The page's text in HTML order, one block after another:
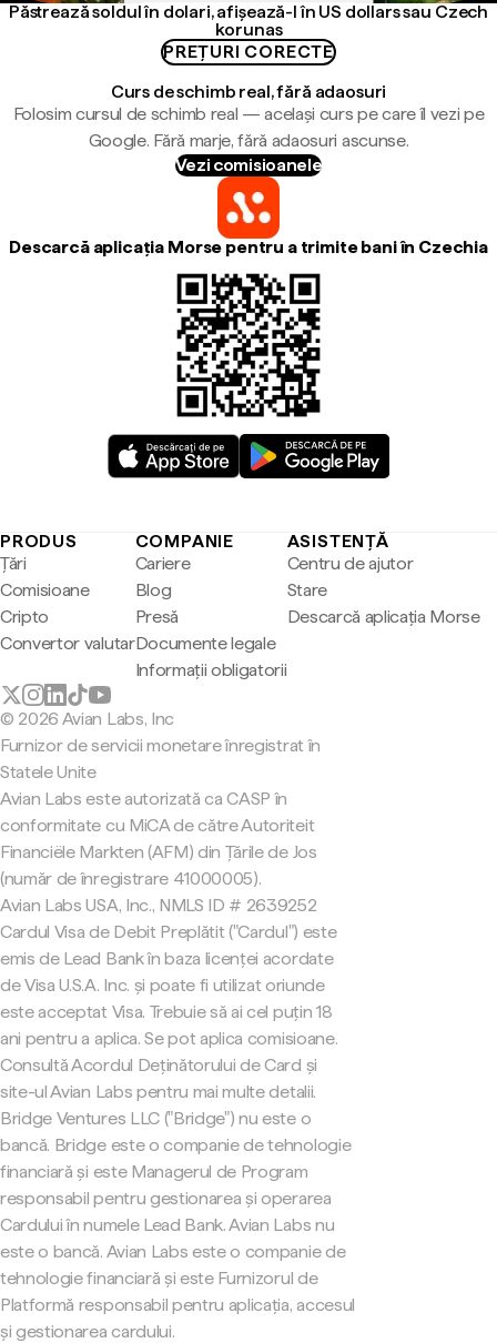
Păstrează soldul în dolari, afișează-l în US dollars sau Czech
korunas
PREȚURI CORECTE
Curs de schimb real, fără adaosuri
Folosim cursul de schimb real — același curs pe care îl vezi pe
Google. Fără marje, fără adaosuri ascunse.
Vezi comisioanele
Descarcă aplicația Morse pentru a trimite bani în Czechia
PRODUS
Țări
Comisioane
Cripto
Convertor valutar
COMPANIE
Cariere
Blog
Presă
Documente legale
Informații obligatorii
ASISTENȚĂ
Centru de ajutor
Stare
Descarcă aplicația Morse
© 2026 Avian Labs, Inc
Furnizor de servicii monetare înregistrat în
Statele Unite
Avian Labs este autorizată ca CASP în
conformitate cu MiCA de către Autoriteit
Financiële Markten (AFM) din Țările de Jos
(număr de înregistrare 41000005).
Avian Labs USA, Inc., NMLS ID # 2639252
Cardul Visa de Debit Preplătit ("Cardul") este
emis de Lead Bank în baza licenței acordate
de Visa U.S.A. Inc. și poate fi utilizat oriunde
este acceptat Visa. Trebuie să ai cel puțin 18
ani pentru a aplica. Se pot aplica comisioane.
Consultă Acordul Deținătorului de Card și
site-ul Avian Labs pentru mai multe detalii.
Bridge Ventures LLC ("Bridge") nu este o
bancă. Bridge este o companie de tehnologie
financiară și este Managerul de Program
responsabil pentru gestionarea și operarea
Cardului în numele Lead Bank. Avian Labs nu
este o bancă. Avian Labs este o companie de
tehnologie financiară și este Furnizorul de
Platformă responsabil pentru aplicația, accesul
și gestionarea cardului.